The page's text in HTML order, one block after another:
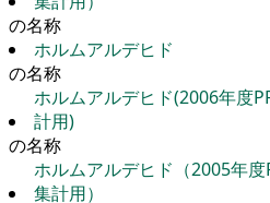
の名称
ホルムアルデヒド
の名称
ホルムアルデヒド(2006年度
計用)
の名称
ホルムアルデヒド（2005年度
集計用）